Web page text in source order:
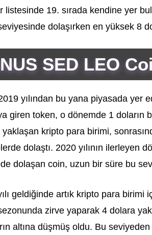
listesinde 19. sırada kendine yer
dolaşırken en yüksek 8
SED LEO
yılından bu yana piyasada yer
giren token, o dönemde 1 doların
kripto para birimi,
dolaştı. 2020 yılının ilerleyen
dolaşan coin, uzun bir süre bu
geldiğinde artık kripto para birimi
zirve yaparak 4 dolara
altına düşmüş oldu. Bu